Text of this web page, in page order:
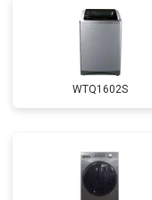
Корпусный ремонт
Замена крестовины
Замена подшипников
WTQ1602S